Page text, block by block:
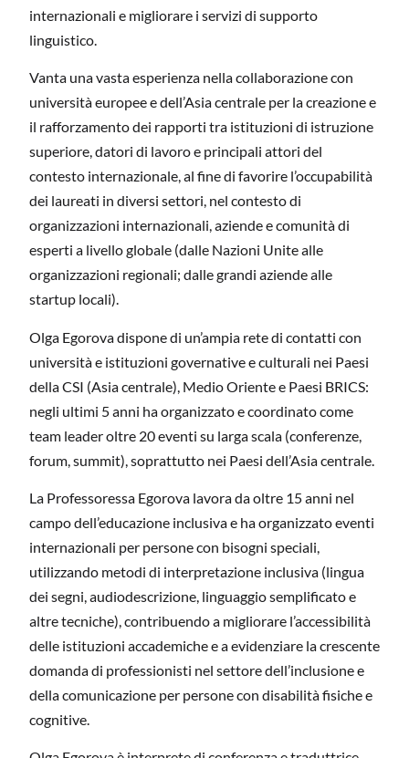
internazionali e migliorare i servizi di supporto
linguistico.
Vanta una vasta esperienza nella collaborazione con
università europee e dell’Asia centrale per la creazione e
il rafforzamento dei rapporti tra istituzioni di istruzione
superiore, datori di lavoro e principali attori del
contesto internazionale, al fine di favorire l’occupabilità
dei laureati in diversi settori, nel contesto di
organizzazioni internazionali, aziende e comunità di
esperti a livello globale (dalle Nazioni Unite alle
organizzazioni regionali; dalle grandi aziende alle
startup locali).
Olga Egorova dispone di un’ampia rete di contatti con
università e istituzioni governative e culturali nei Paesi
della CSI (Asia centrale), Medio Oriente e Paesi BRICS:
negli ultimi 5 anni ha organizzato e coordinato come
team leader oltre 20 eventi su larga scala (conferenze,
forum, summit), soprattutto nei Paesi dell’Asia centrale.
La Professoressa Egorova lavora da oltre 15 anni nel
campo dell’educazione inclusiva e ha organizzato eventi
internazionali per persone con bisogni speciali,
utilizzando metodi di interpretazione inclusiva (lingua
dei segni, audiodescrizione, linguaggio semplificato e
altre tecniche), contribuendo a migliorare l’accessibilità
delle istituzioni accademiche e a evidenziare la crescente
domanda di professionisti nel settore dell’inclusione e
della comunicazione per persone con disabilità fisiche e
cognitive.